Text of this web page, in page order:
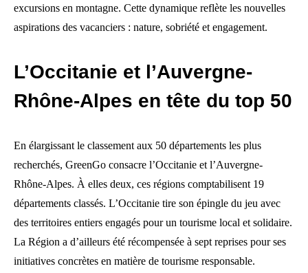
excursions en montagne. Cette dynamique reflète les nouvelles
aspirations des vacanciers : nature, sobriété et engagement.
L’Occitanie et l’Auvergne-
Rhône-Alpes en tête du top 50
En élargissant le classement aux 50 départements les plus
recherchés, GreenGo consacre l’Occitanie et l’Auvergne-
Rhône-Alpes. À elles deux, ces régions comptabilisent 19
départements classés. L’Occitanie tire son épingle du jeu avec
des territoires entiers engagés pour un tourisme local et solidaire.
La Région a d’ailleurs été récompensée à sept reprises pour ses
initiatives concrètes en matière de tourisme responsable.